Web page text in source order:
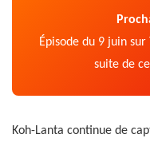
Épisode du 9 juin
suite de
Koh-Lanta continue de